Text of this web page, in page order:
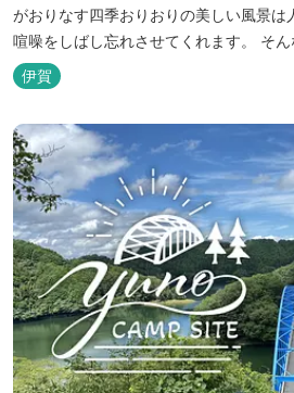
がおりなす四季おりおりの美しい風景は
喧噪をしばし忘れさせてくれます。 そ
る、純和風造りの閑静なたたずまい …そ
た、赤目山水園の園内からこんこんと湧
んでいただいておりま...
伊賀